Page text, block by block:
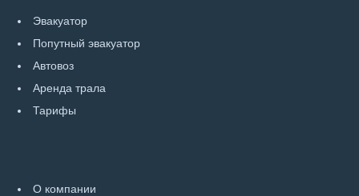
Эвакуатор
Попутный эвакуатор
Автовоз
Аренда трала
Тарифы
О компании